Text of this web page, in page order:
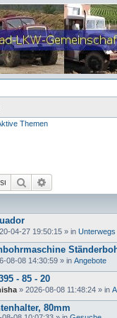
Themen
Suche
04-27 19:50:15 » in
08-08 14:30:59 » in Angebote
- 85 - 20
» 2026-08-08 11:48:24 » in
80mm